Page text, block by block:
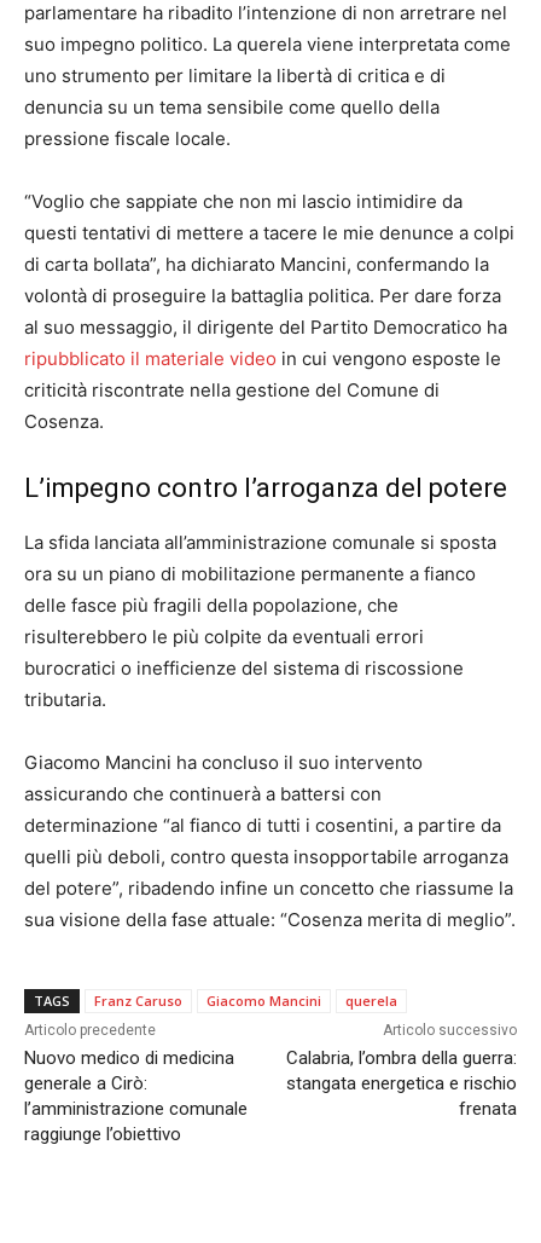
parlamentare ha ribadito l’intenzione di non arretrare nel
suo impegno politico. La querela viene interpretata come
uno strumento per limitare la libertà di critica e di
denuncia su un tema sensibile come quello della
pressione fiscale locale.
“Voglio che sappiate che non mi lascio intimidire da
questi tentativi di mettere a tacere le mie denunce a colpi
di carta bollata”, ha dichiarato Mancini, confermando la
volontà di proseguire la battaglia politica. Per dare forza
al suo messaggio, il dirigente del Partito Democratico ha
ripubblicato il materiale video in cui vengono esposte le
criticità riscontrate nella gestione del Comune di
Cosenza.
L’impegno contro l’arroganza del potere
La sfida lanciata all’amministrazione comunale si sposta
ora su un piano di mobilitazione permanente a fianco
delle fasce più fragili della popolazione, che
risulterebbero le più colpite da eventuali errori
burocratici o inefficienze del sistema di riscossione
tributaria.
Giacomo Mancini ha concluso il suo intervento
assicurando che continuerà a battersi con
determinazione “al fianco di tutti i cosentini, a partire da
quelli più deboli, contro questa insopportabile arroganza
del potere”, ribadendo infine un concetto che riassume la
sua visione della fase attuale: “Cosenza merita di meglio”.
TAGS Franz Caruso Giacomo Mancini querela
Articolo precedente
Nuovo medico di medicina
generale a Cirò:
l’amministrazione comunale
raggiunge l’obiettivo
Articolo successivo
Calabria, l’ombra della guerra:
stangata energetica e rischio
frenata